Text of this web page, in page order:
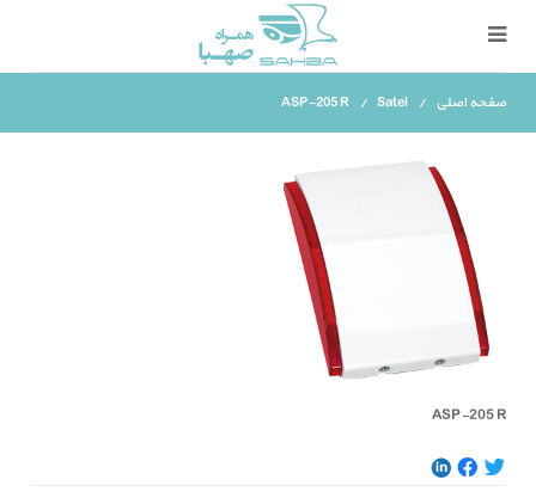
صفحه اصلی Satel
ASP-205 R
ASP-205 R